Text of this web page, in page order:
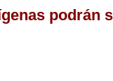
podrán